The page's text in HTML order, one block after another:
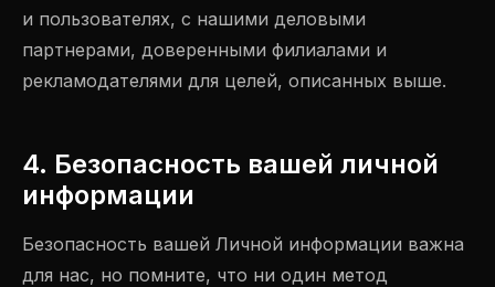
и пользователях, с нашими деловыми
партнерами, доверенными филиалами и
рекламодателями для целей, описанных выше.
4. Безопасность вашей личной
информации
Безопасность вашей Личной информации важна
для нас, но помните, что ни один метод